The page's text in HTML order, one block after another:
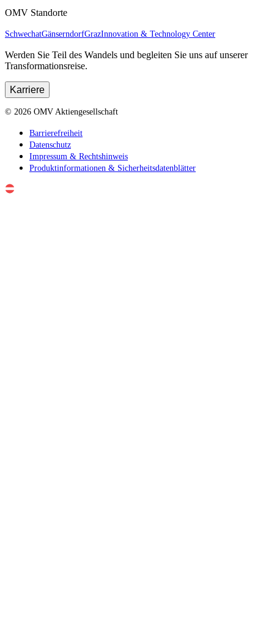
OMV Standorte
SchwechatGänserndorfGrazInnovation & Technology Center
Werden Sie Teil des Wandels und begleiten Sie uns auf unserer
Transformationsreise.
Karriere
© 2026 OMV Aktiengesellschaft
Barrierefreiheit
Datenschutz
Impressum & Rechtshinweis
Produktinformationen & Sicherheitsdatenblätter